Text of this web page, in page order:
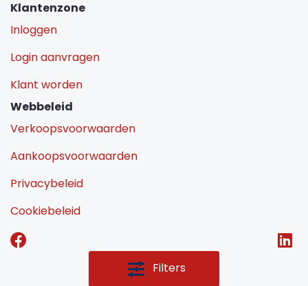
Filters
Klantenzone
Inloggen
Login aanvragen
Klant worden
Webbeleid
Verkoopsvoorwaarden
Aankoopsvoorwaarden
Privacybeleid
Cookiebeleid